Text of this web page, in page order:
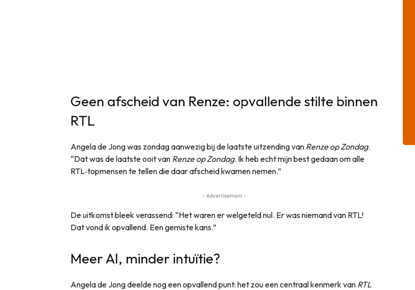
Geen afscheid van Renze: opvallende stilte binnen
RTL
Angela de Jong was zondag aanwezig bij de laatste uitzending van Renze op Zondag.
“Dat was de laatste ooit van Renze op Zondag. Ik heb echt mijn best gedaan om alle
RTL‑topmensen te tellen die daar afscheid kwamen nemen.”
- Advertisement -
De uitkomst bleek verassend: “Het waren er welgeteld nul. Er was niemand van RTL!
Dat vond ik opvallend. Een gemiste kans.”
Meer AI, minder intuïtie?
Angela de Jong deelde nog een opvallend punt: het zou een centraal kenmerk van RTL